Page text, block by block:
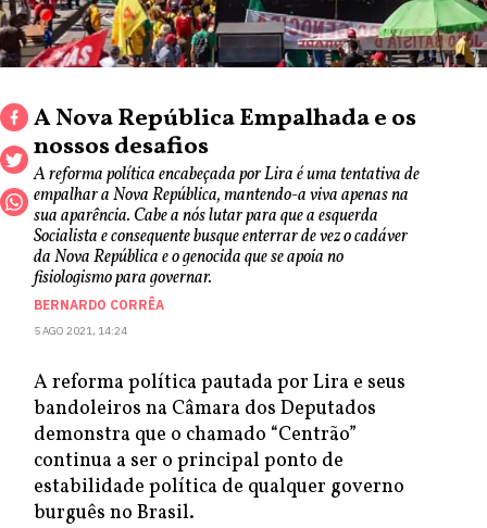
A Nova República Empalhada e os
nossos desafios
A reforma política encabeçada por Lira é uma tentativa de
empalhar a Nova República, mantendo-a viva apenas na
sua aparência. Cabe a nós lutar para que a esquerda
Socialista e consequente busque enterrar de vez o cadáver
da Nova República e o genocida que se apoia no
fisiologismo para governar.
BERNARDO CORRÊA
5 AGO 2021, 14:24
A reforma política pautada por Lira e seus
bandoleiros na Câmara dos Deputados
demonstra que o chamado “Centrão”
continua a ser o principal ponto de
estabilidade política de qualquer governo
burguês no Brasil.